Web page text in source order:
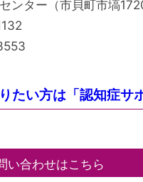
ンター（市貝町市塙
たい方は「認知症サ
い合わせはこちら